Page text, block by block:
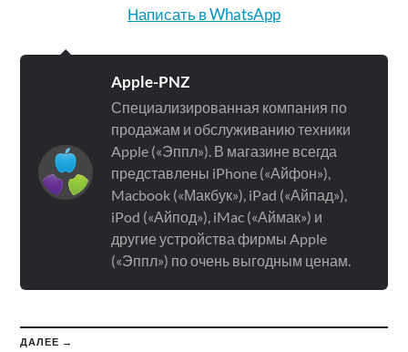
Написать в WhatsApp
Apple-PNZ
Специализированная компания по
продажам и обслуживанию техники
Apple («Эппл»). В магазине всегда
представлены iPhone («Айфон»),
Macbook («Макбук»), iPad («Айпад»),
iPod («Айпод»), iMac («Аймак») и
другие устройства фирмы Apple
(«Эппл») по очень выгодным ценам.
ДАЛЕЕ →